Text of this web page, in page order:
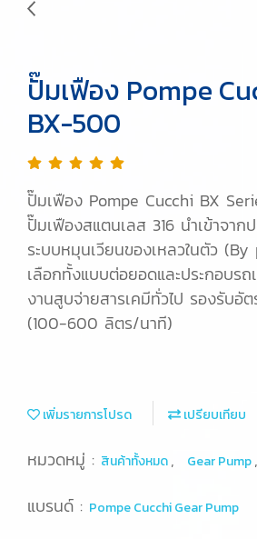
ปั๊มเฟือง Pompe
BX-500
ปั๊มเฟือง Pompe Cucchi BX
ปั๊มเฟืองสแตนเลส 316 นำเข้าจาก
ระบบหมุนเวียนของเหลวในตัว
เลือกทั้งแบบต่อยอดและประกอบรถ
งานสูบจ่ายสารเคมีทั่วไป รองรับอัต
(100-600 ลิตร/นาที)
เพิ่มรายการโปรด เปรียบเทียบ
หมวดหมู่ : สินค้าทั้งหมด, Gear Pump,
แบรนด์ : Pompe Cucchi Gear Pump